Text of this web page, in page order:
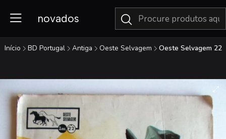
novados
Início BD Portugal Antiga Oeste Selvagem Oeste Selvagem 22